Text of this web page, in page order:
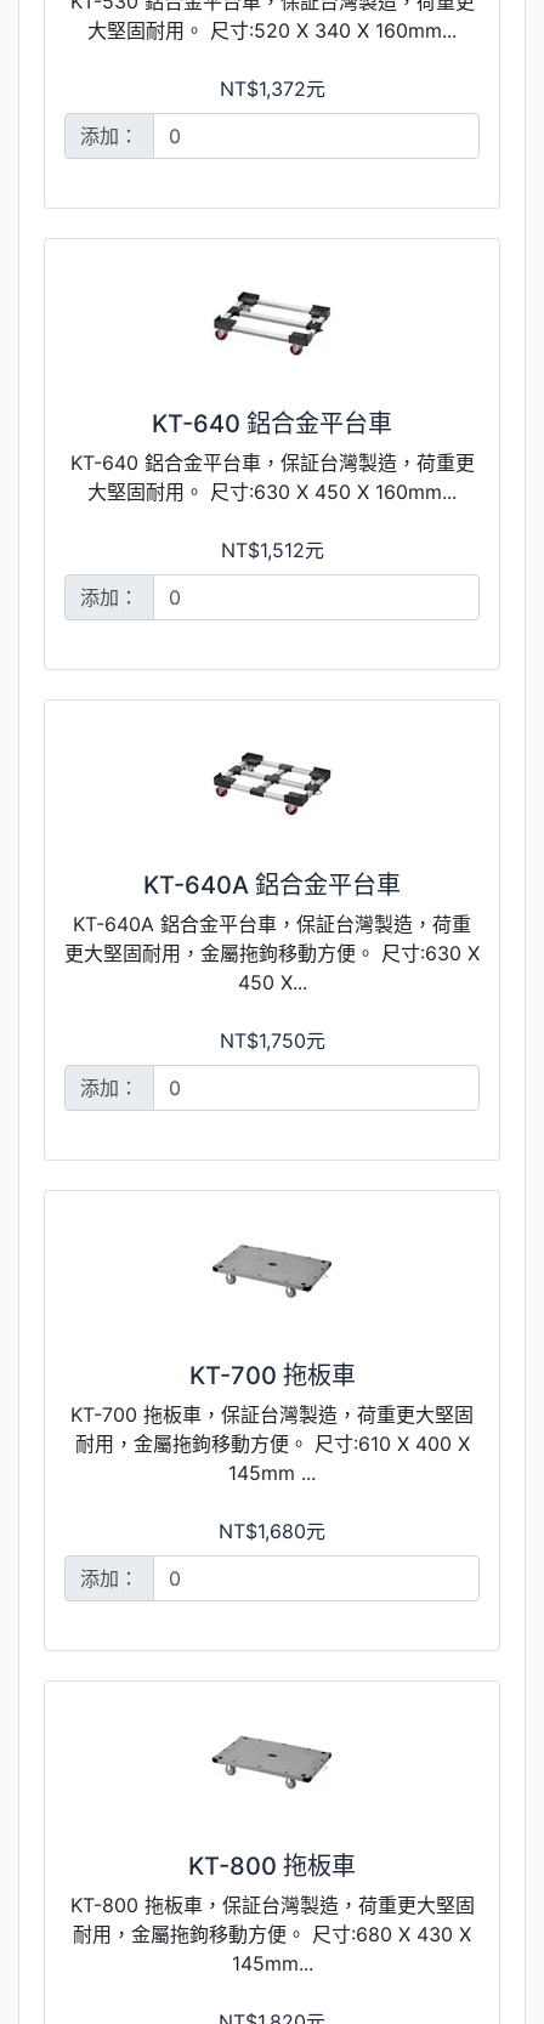
大堅固耐用。 尺寸:520 X 340 X 160mm...
NT$1,372元
添加：
KT-640 鋁合金平台車
KT-640 鋁合金平台車，保証台灣製造，荷重更
大堅固耐用。 尺寸:630 X 450 X 160mm...
NT$1,512元
添加：
KT-640A 鋁合金平台車
KT-640A 鋁合金平台車，保証台灣製造，荷重
更大堅固耐用，金屬拖鉤移動方便。 尺寸:630 X
450 X...
NT$1,750元
添加：
KT-700 拖板車
KT-700 拖板車，保証台灣製造，荷重更大堅固
耐用，金屬拖鉤移動方便。 尺寸:610 X 400 X
145mm ...
NT$1,680元
添加：
KT-800 拖板車
KT-800 拖板車，保証台灣製造，荷重更大堅固
耐用，金屬拖鉤移動方便。 尺寸:680 X 430 X
145mm...